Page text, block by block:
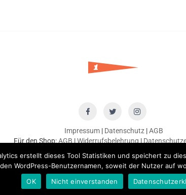
Impressum| Datenschutz|AGB
Für den Shop:AGB|Widerrufsbelehrung|
no part of this website should be copied or
erstellt dieses Tool Statistiken und speichert zu
WordPress-Benutzernamen, soweit der Nutzer auf
OK
Nicht einverstanden